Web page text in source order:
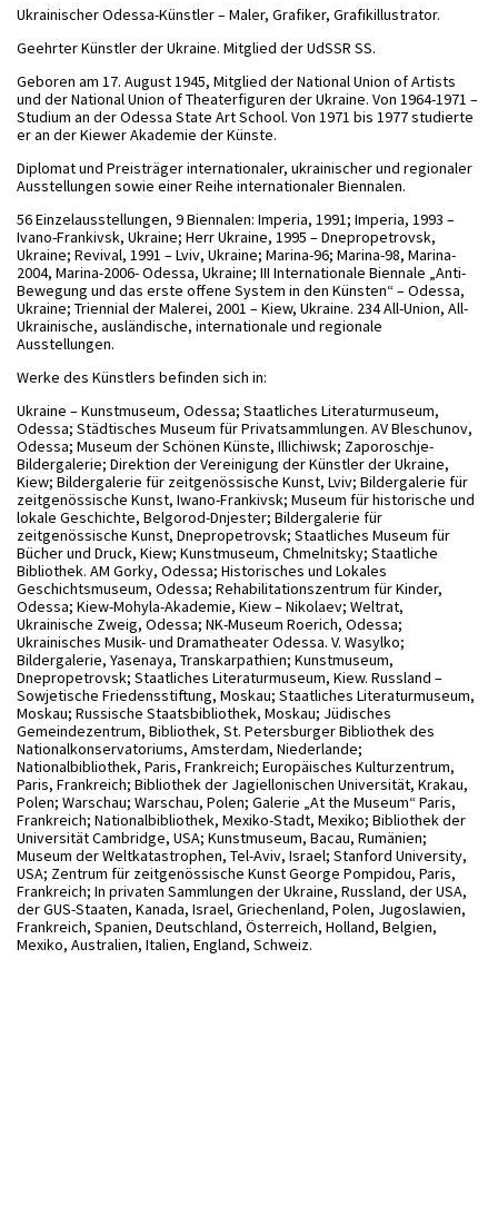
Ukrainischer Odessa-Künstler – Maler, Grafiker, Grafikillustrator.
Geehrter Künstler der Ukraine. Mitglied der UdSSR SS.
Geboren am 17. August 1945, Mitglied der National Union of Artists
und der National Union of Theaterfiguren der Ukraine. Von 1964-1971 –
Studium an der Odessa State Art School. Von 1971 bis 1977 studierte
er an der Kiewer Akademie der Künste.
Diplomat und Preisträger internationaler, ukrainischer und regionaler
Ausstellungen sowie einer Reihe internationaler Biennalen.
56 Einzelausstellungen, 9 Biennalen: Imperia, 1991; Imperia, 1993 –
Ivano-Frankivsk, Ukraine; Herr Ukraine, 1995 – Dnepropetrovsk,
Ukraine; Revival, 1991 – Lviv, Ukraine; Marina-96; Marina-98, Marina-
2004, Marina-2006- Odessa, Ukraine; III Internationale Biennale „Anti-
Bewegung und das erste offene System in den Künsten“ – Odessa,
Ukraine; Triennial der Malerei, 2001 – Kiew, Ukraine. 234 All-Union, All-
Ukrainische, ausländische, internationale und regionale
Ausstellungen.
Werke des Künstlers befinden sich in:
Ukraine – Kunstmuseum, Odessa; Staatliches Literaturmuseum,
Odessa; Städtisches Museum für Privatsammlungen. AV Bleschunov,
Odessa; Museum der Schönen Künste, Illichiwsk; Zaporoschje-
Bildergalerie; Direktion der Vereinigung der Künstler der Ukraine,
Kiew; Bildergalerie für zeitgenössische Kunst, Lviv; Bildergalerie für
zeitgenössische Kunst, Iwano-Frankivsk; Museum für historische und
lokale Geschichte, Belgorod-Dnjester; Bildergalerie für
zeitgenössische Kunst, Dnepropetrovsk; Staatliches Museum für
Bücher und Druck, Kiew; Kunstmuseum, Chmelnitsky; Staatliche
Bibliothek. AM Gorky, Odessa; Historisches und Lokales
Geschichtsmuseum, Odessa; Rehabilitationszentrum für Kinder,
Odessa; Kiew-Mohyla-Akademie, Kiew – Nikolaev; Weltrat,
Ukrainische Zweig, Odessa; NK-Museum Roerich, Odessa;
Ukrainisches Musik- und Dramatheater Odessa. V. Wasylko;
Bildergalerie, Yasenaya, Transkarpathien; Kunstmuseum,
Dnepropetrovsk; Staatliches Literaturmuseum, Kiew. Russland –
Sowjetische Friedensstiftung, Moskau; Staatliches Literaturmuseum,
Moskau; Russische Staatsbibliothek, Moskau; Jüdisches
Gemeindezentrum, Bibliothek, St. Petersburger Bibliothek des
Nationalkonservatoriums, Amsterdam, Niederlande;
Nationalbibliothek, Paris, Frankreich; Europäisches Kulturzentrum,
Paris, Frankreich; Bibliothek der Jagiellonischen Universität, Krakau,
Polen; Warschau; Warschau, Polen; Galerie „At the Museum“ Paris,
Frankreich; Nationalbibliothek, Mexiko-Stadt, Mexiko; Bibliothek der
Universität Cambridge, USA; Kunstmuseum, Bacau, Rumänien;
Museum der Weltkatastrophen, Tel-Aviv, Israel; Stanford University,
USA; Zentrum für zeitgenössische Kunst George Pompidou, Paris,
Frankreich; In privaten Sammlungen der Ukraine, Russland, der USA,
der GUS-Staaten, Kanada, Israel, Griechenland, Polen, Jugoslawien,
Frankreich, Spanien, Deutschland, Österreich, Holland, Belgien,
Mexiko, Australien, Italien, England, Schweiz.